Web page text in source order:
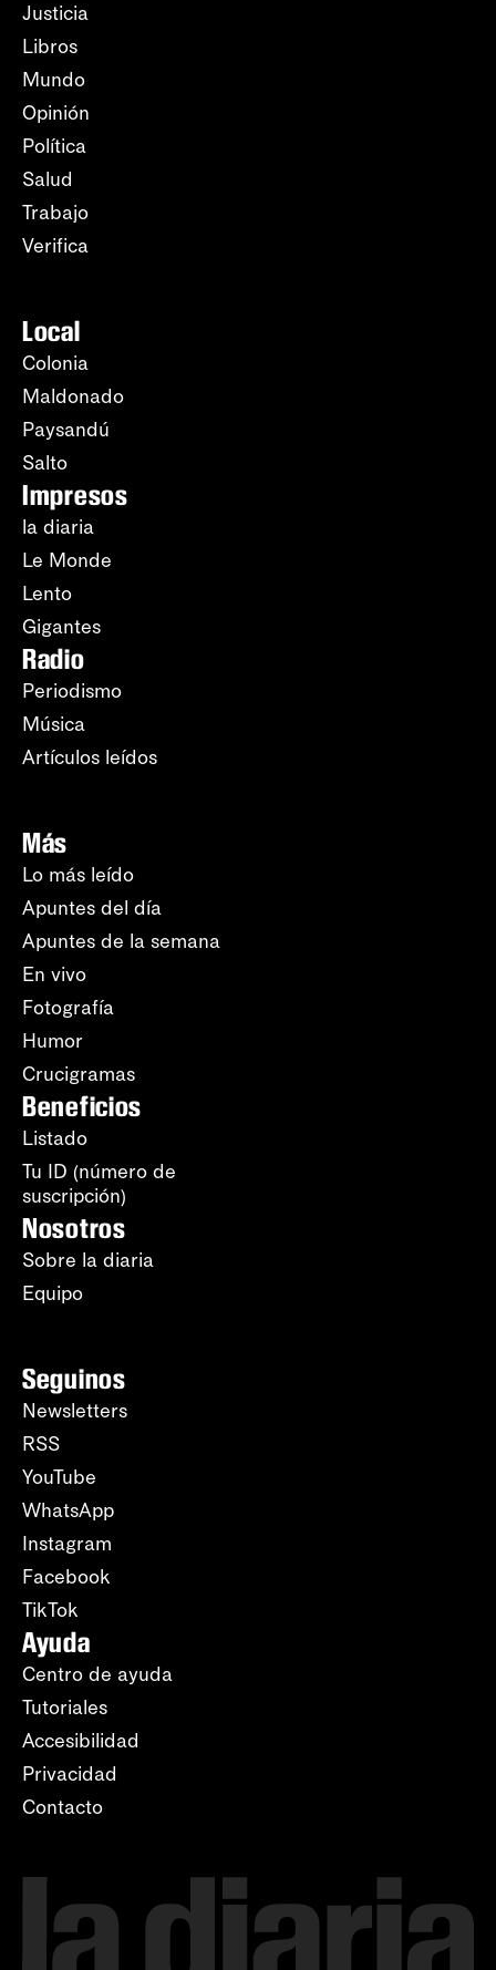
Justicia
Libros
Mundo
Opinión
Política
Salud
Trabajo
Verifica
Local
Colonia
Maldonado
Paysandú
Salto
Impresos
la diaria
Le Monde
Lento
Gigantes
Radio
Periodismo
Música
Artículos leídos
Más
Lo más leído
Apuntes del día
Apuntes de la semana
En vivo
Fotografía
Humor
Crucigramas
Beneficios
Listado
Tu ID (número de
suscripción)
Nosotros
Sobre la diaria
Equipo
Seguinos
Newsletters
RSS
YouTube
WhatsApp
Instagram
Facebook
TikTok
Ayuda
Centro de ayuda
Tutoriales
Accesibilidad
Privacidad
Contacto